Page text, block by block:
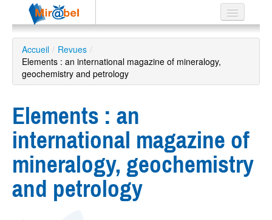
Le réseau
Soutien
Listes
Recherche
avancée
ES
Accueil / Revues /
Elements : an international magazine of mineralogy,
geochemistry and petrology
Elements : an
international magazine of
mineralogy, geochemistry
and petrology